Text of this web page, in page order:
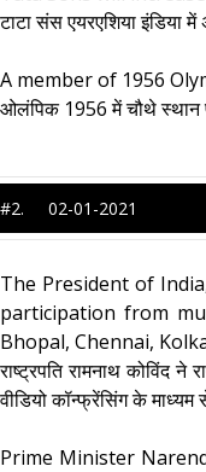
टाटा संस एयरएशिया इंडिया
A member of 1956
ओलंपिक 1956 में चौथे स्थान
#2. 02-01-2021
The President of
participation from
Bhopal, Chennai,
राष्ट्रपति रामनाथ कोविंद
वीडियो कॉन्फ्रेंसिंग के
Prime Minister